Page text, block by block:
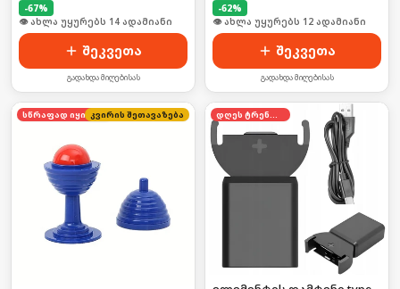
-67%
🛒 ბოლო 24სთ-ში იყიდა 18-მა
შეკვეთა
გადახდა მიღებისას
-62%
🛒 ბოლო 24სთ-ში იყიდა 18-მა
შეკვეთა
გადახდა მიღებისას
სწრაფად იყიდება
კვირის შეთავაზება